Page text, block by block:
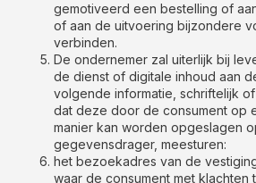
gemotiveerd een bestelling of
of aan de uitvoering bijzondere
verbinden.
De ondernemer zal uiterlijk bij
de dienst of digitale inhoud aan
volgende informatie, schriftelijk
dat deze door de consument op
manier kan worden opgeslagen
gegevensdrager, meesturen:
het bezoekadres van de
waar de consument met klachten